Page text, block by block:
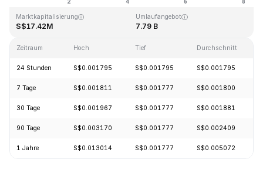
Marktkapitalisierung
S$17.42M
Umlaufangebot
7.79 B
Zeitraum Hoch Tief Durchschnitt
24 Stunden S$0.001795 S$0.001795 S$0.001795
7 Tage S$0.001811 S$0.001777 S$0.001800
30 Tage S$0.001967 S$0.001777 S$0.001881
90 Tage S$0.003170 S$0.001777 S$0.002409
1 Jahre S$0.013014 S$0.001777 S$0.005072